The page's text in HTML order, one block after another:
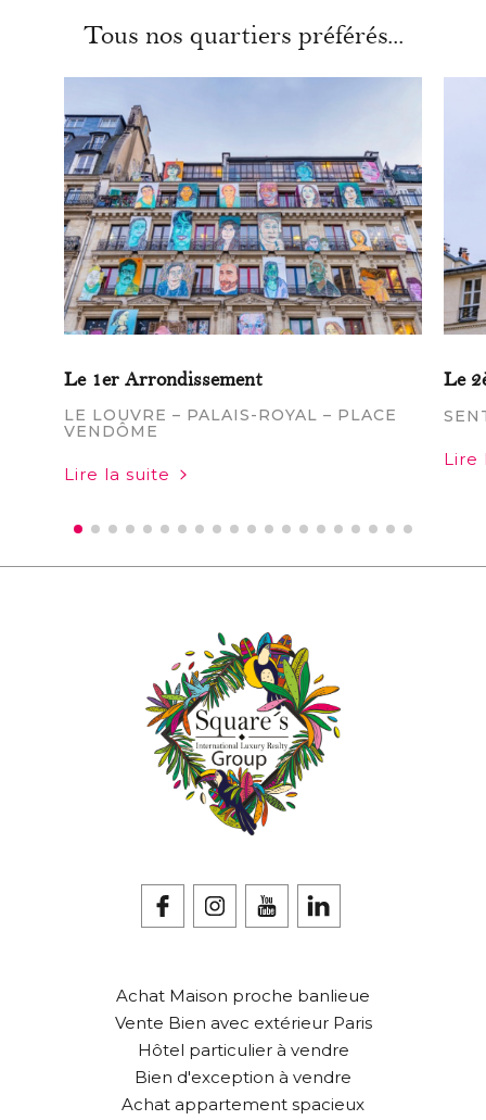
Tous nos quartiers préférés...
Le 1er Arrondissement
LE LOUVRE – PALAIS-ROYAL – PLACE
VENDÔME
Lire la suite
Le
Lire
Achat Maison proche banlieue
Vente Bien avec extérieur Paris
Hôtel particulier à vendre
Bien d'exception à vendre
Achat appartement spacieux